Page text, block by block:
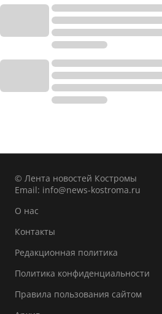
© Лента новостей Костромы
Email: info@news-kostroma.ru
О нас
Контакты
Редакционная политика
Политика конфиденциальности
Правила пользования сайтом